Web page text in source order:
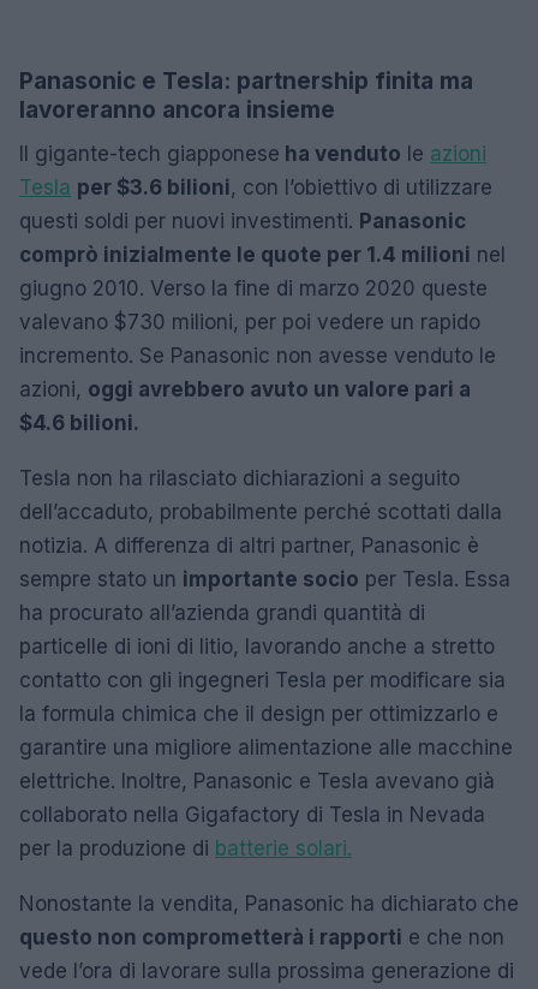
Panasonic e Tesla: partnership finita ma
lavoreranno ancora insieme
Il gigante-tech giapponese ha venduto le azioni
Tesla per $3.6 bilioni, con l’obiettivo di utilizzare
questi soldi per nuovi investimenti. Panasonic
comprò inizialmente le quote per 1.4 milioni nel
giugno 2010. Verso la fine di marzo 2020 queste
valevano $730 milioni, per poi vedere un rapido
incremento. Se Panasonic non avesse venduto le
azioni, oggi avrebbero avuto un valore pari a
$4.6 bilioni.
Tesla non ha rilasciato dichiarazioni a seguito
dell’accaduto, probabilmente perché scottati dalla
notizia. A differenza di altri partner, Panasonic è
sempre stato un importante socio per Tesla. Essa
ha procurato all’azienda grandi quantità di
particelle di ioni di litio, lavorando anche a stretto
contatto con gli ingegneri Tesla per modificare sia
la formula chimica che il design per ottimizzarlo e
garantire una migliore alimentazione alle macchine
elettriche. Inoltre, Panasonic e Tesla avevano già
collaborato nella Gigafactory di Tesla in Nevada
per la produzione di batterie solari.
Nonostante la vendita, Panasonic ha dichiarato che
questo non comprometterà i rapporti e che non
vede l’ora di lavorare sulla prossima generazione di